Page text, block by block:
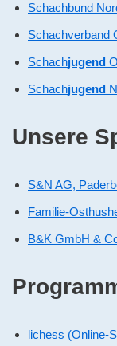
Schachbund
Schachverband
Schachjugend
Schachjugend
Unsere
S&N AG,
Familie-
B&K GmbH &
lichess (Online-